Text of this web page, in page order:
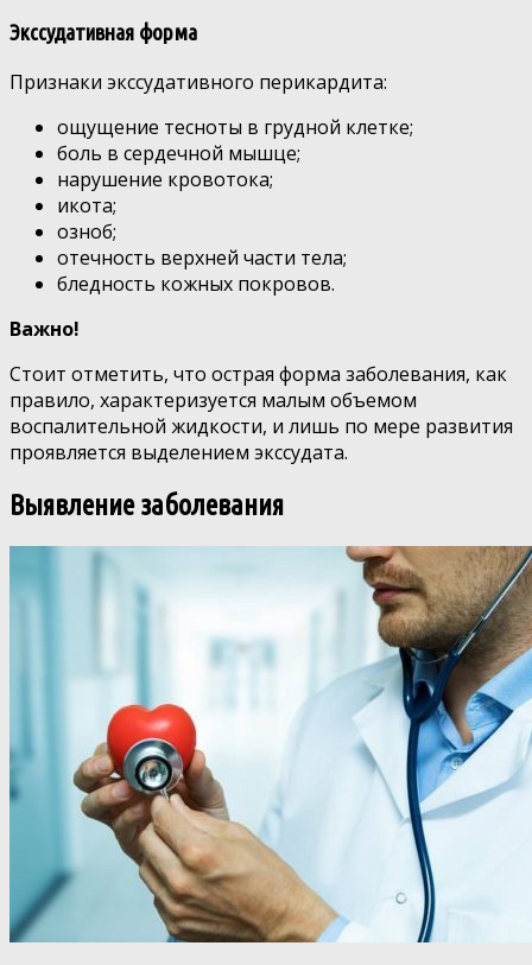
Экссудативная форма
Признаки экссудативного перикардита:
ощущение тесноты в грудной клетке;
боль в сердечной мышце;
нарушение кровотока;
икота;
озноб;
отечность верхней части тела;
бледность кожных покровов.
Важно!
Стоит отметить, что острая форма заболевания, как
правило, характеризуется малым объемом
воспалительной жидкости, и лишь по мере развития
проявляется выделением экссудата.
Выявление заболевания